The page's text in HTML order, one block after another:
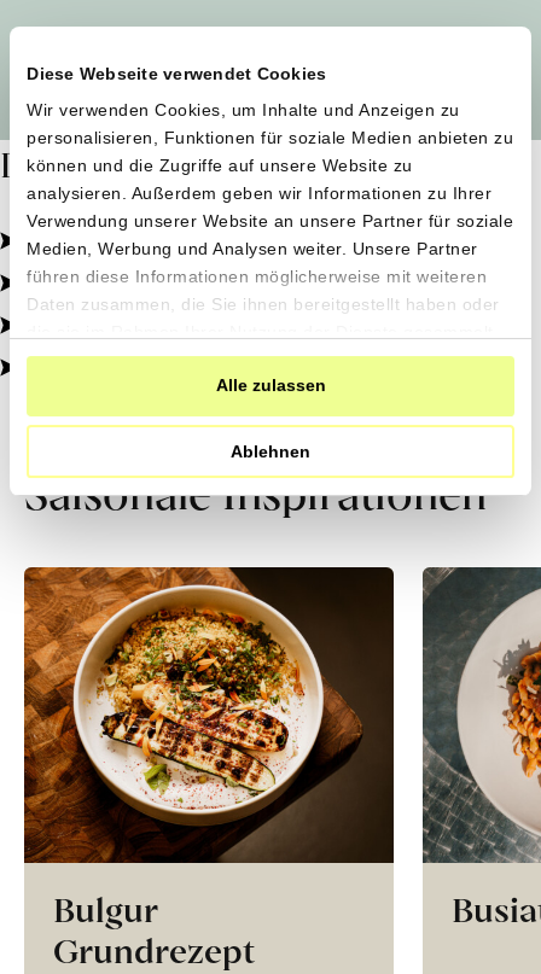
Diese Webseite verwendet Cookies
Wir verwenden Cookies, um Inhalte und Anzeigen zu
personalisieren, Funktionen für soziale Medien anbieten zu
können und die Zugriffe auf unsere Website zu
analysieren. Außerdem geben wir Informationen zu Ihrer
Verwendung unserer Website an unsere Partner für soziale
Medien, Werbung und Analysen weiter. Unsere Partner
führen diese Informationen möglicherweise mit weiteren
Daten zusammen, die Sie ihnen bereitgestellt haben oder
haben.
Alle zulassen
Ablehnen
Dafür stehen wir
Pestizidfrei angebaut, schonend verarbeitet.
Natürliche Zutaten, echter Geschmack.
Von kleinen Höfen, direkt zu dir.
100% transparent, 0% Zusatzstoffe.
Saisonale Inspirationen
Bulgur
Grundrezept